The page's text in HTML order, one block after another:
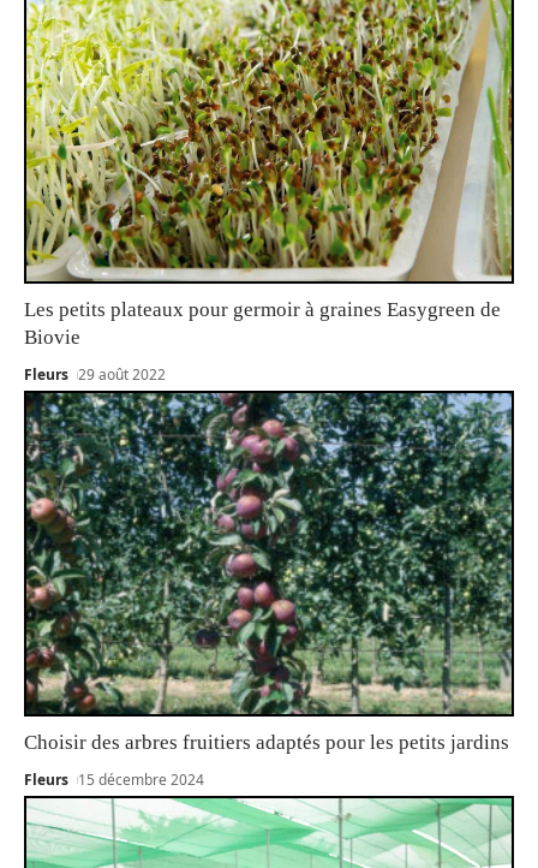
Les petits plateaux pour germoir à graines Easygreen de
Biovie
Fleurs 29 août 2022
Choisir des arbres fruitiers adaptés pour les petits jardins
Fleurs 15 décembre 2024